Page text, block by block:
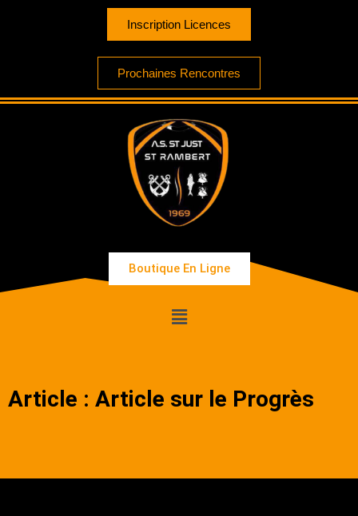
Inscription Licences
Prochaines Rencontres
Boutique En Ligne
Article : Article sur le Progrès